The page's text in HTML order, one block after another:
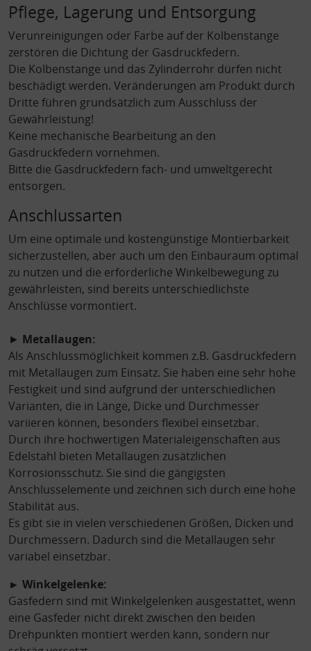
Pflege, Lagerung und Entsorgung
Verunreinigungen oder Farbe auf der Kolbenstange
zerstören die Dichtung der Gasdruckfedern.
Die Kolbenstange und das Zylinderrohr dürfen nicht
beschädigt werden. Veränderungen am Produkt durch
Dritte führen grundsätzlich zum Ausschluss der
Gewährleistung!
Keine mechanische Bearbeitung an den
Gasdruckfedern vornehmen.
Bitte die Gasdruckfedern fach- und umweltgerecht
entsorgen.
Anschlussarten
Um eine optimale und kostengünstige Montierbarkeit
sicherzustellen, aber auch um den Einbauraum optimal
zu nutzen und die erforderliche Winkelbewegung zu
gewährleisten, sind bereits unterschiedlichste
Anschlüsse vormontiert.
► Metallaugen:
Als Anschlussmöglichkeit kommen z.B. Gasdruckfedern
mit Metallaugen zum Einsatz. Sie haben eine sehr hohe
Festigkeit und sind aufgrund der unterschiedlichen
Varianten, die in Länge, Dicke und Durchmesser
variieren können, besonders flexibel einsetzbar.
Durch ihre hochwertigen Materialeigenschaften aus
Edelstahl bieten Metallaugen zusätzlichen
Korrosionsschutz. Sie sind die gängigsten
Anschlusselemente und zeichnen sich durch eine hohe
Stabilität aus.
Es gibt sie in vielen verschiedenen Größen, Dicken und
Durchmessern. Dadurch sind die Metallaugen sehr
variabel einsetzbar.
► Winkelgelenke:
Gasfedern sind mit Winkelgelenken ausgestattet, wenn
eine Gasfeder nicht direkt zwischen den beiden
Drehpunkten montiert werden kann, sondern nur